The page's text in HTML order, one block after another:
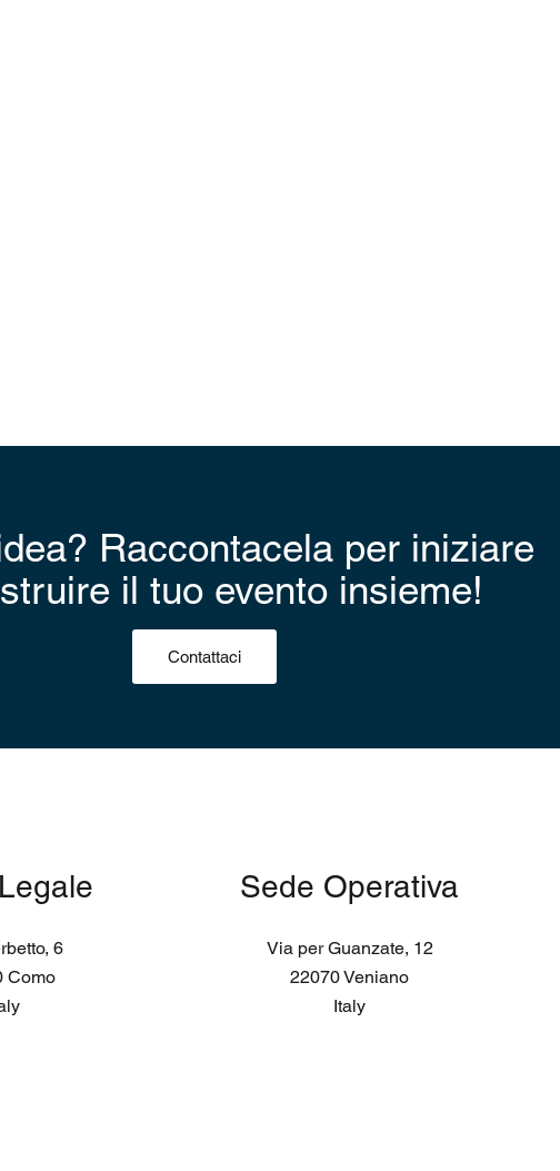
Raccontacela per iniziare
il tuo evento insieme!
Contattaci
6
Como
Sede Operativa
Via per Guanzate, 12
22070 Veniano
Italy